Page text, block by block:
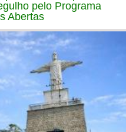
pelo Programa
Abertas